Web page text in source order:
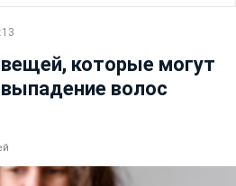
которые могут
волос